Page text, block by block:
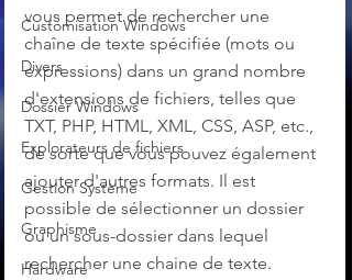
Customisation Windows
Divers
Dossier Windows
Explorateurs de fichiers
Gestion Système
Graphisme
Hardware
vous permet de rechercher une
chaîne de texte spécifiée (mots ou
expressions) dans un grand nombre
d'extensions de fichiers, telles que
TXT, PHP, HTML, XML, CSS, ASP, etc.,
de sorte que vous pouvez également
ajouter d'autres formats. Il est
possible de sélectionner un dossier
ou un sous-dossier dans lequel
rechercher une chaine de texte.